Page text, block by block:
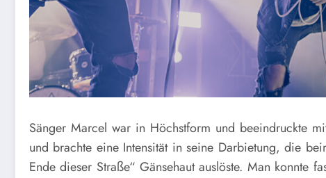
Sänger Marcel war in Höchstform und beeindruckte
und brachte eine Intensität in seine Darbietung, die
Ende dieser Straße“ Gänsehaut auslöste. Man konnte